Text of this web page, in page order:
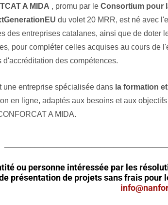
A MIDA , promu par le Consortium pour
du volet 20 MRR, est né avec
des entreprises catalanes, ainsi que de doter
pour compléter celles acquises au cours de
d'accréditation des compétences.
une entreprise spécialisée dans la formation
en ligne, adaptés aux besoins et aux
A MIDA.
ou personne intéressée par les
présentation de projets sans frais